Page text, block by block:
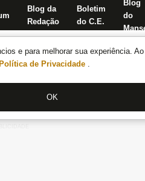
e para melhorar sua experiência.
Política de Privacidade .
OK
Blog da
Redação
Boletim
do C.E.
Blog
do